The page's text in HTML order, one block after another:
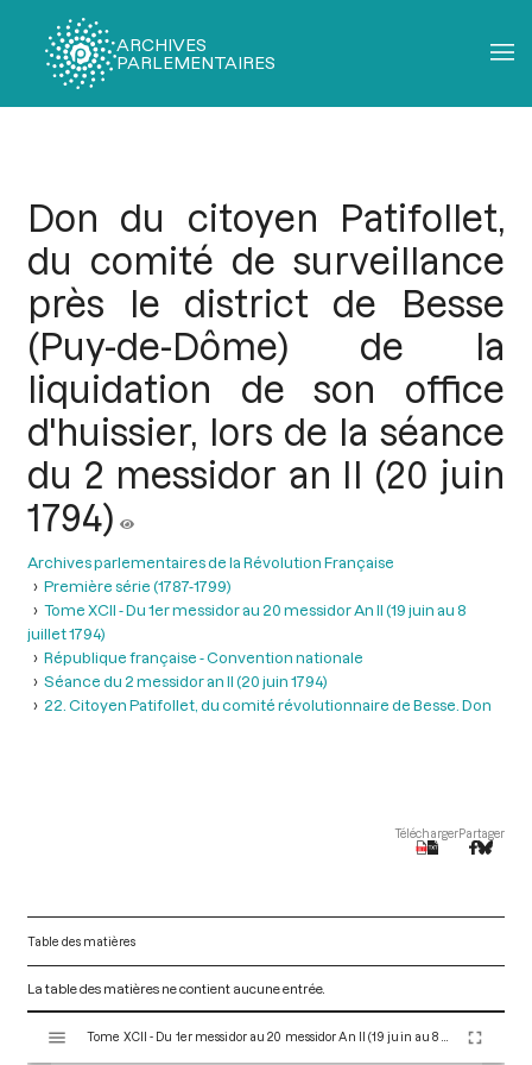
ARCHIVES
PARLEMENTAIRES
Don du citoyen Patifollet,
du comité de surveillance
près le district de Besse
(Puy-de-Dôme) de la
liquidation de son office
d'huissier, lors de la séance
du 2 messidor an II (20 juin
1794)
Archives parlementaires de la Révolution Française
Première série (1787-1799)
Tome XCII - Du 1er messidor au 20 messidor An II (19 juin au 8
juillet 1794)
République française - Convention nationale
Séance du 2 messidor an II (20 juin 1794)
22. Citoyen Patifollet, du comité révolutionnaire de Besse. Don
TéléchargerPartager
Table des matières
La table des matières ne contient aucune entrée.